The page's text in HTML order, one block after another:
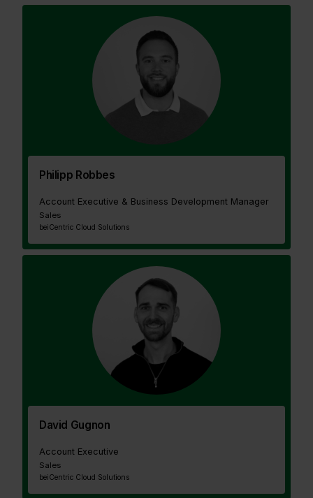
Philipp Robbes
Account Executive & Business Development Manager
Sales
beiCentric Cloud Solutions
David Gugnon
Account Executive
Sales
beiCentric Cloud Solutions